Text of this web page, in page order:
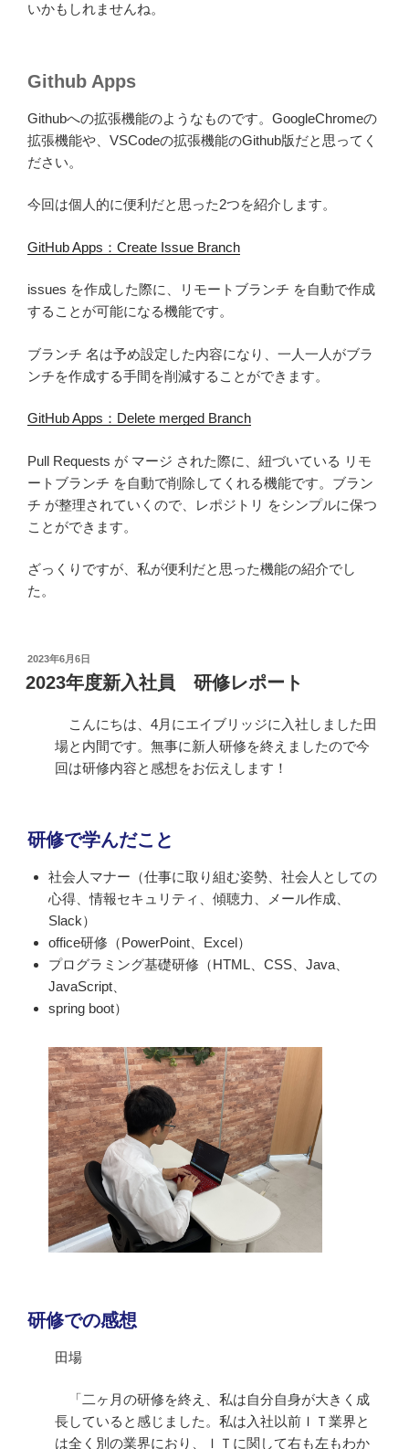
いかもしれませんね。
Github Apps
Githubへの拡張機能のようなものです。GoogleChromeの
拡張機能や、VSCodeの拡張機能のGithub版だと思ってく
ださい。
今回は個人的に便利だと思った2つを紹介します。
GitHub Apps：Create Issue Branch
issues を作成した際に、リモートブランチ を自動で作成
することが可能になる機能です。
ブランチ 名は予め設定した内容になり、一人一人がブラ
ンチを作成する手間を削減することができます。
GitHub Apps：Delete merged Branch
Pull Requests が マージ された際に、紐づいている リモ
ートブランチ を自動で削除してくれる機能です。ブラン
チ が整理されていくので、レポジトリ をシンプルに保つ
ことができます。
ざっくりですが、私が便利だと思った機能の紹介でし
た。
投
稿
日:
2023年6月6日
2023年度新入社員 研修レポート
こんにちは、4月にエイブリッジに入社しました田
場と内間です。無事に新人研修を終えましたので今
回は研修内容と感想をお伝えします！
研修で学んだこと
社会人マナー（仕事に取り組む姿勢、社会人としての
心得、情報セキュリティ、傾聴力、メール作成、
Slack）
office研修（PowerPoint、Excel）
プログラミング基礎研修（HTML、CSS、Java、
JavaScript、
spring boot）
研修での感想
田場
「二ヶ月の研修を終え、私は自分自身が大きく成
長していると感じました。私は入社以前ＩＴ業界と
は全く別の業界におり、ＩＴに関して右も左もわか